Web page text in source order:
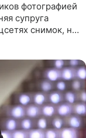
фотографией
супруга
снимок, на